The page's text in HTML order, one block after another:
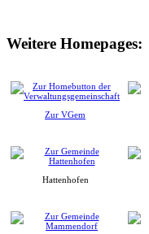
Weitere Homepages:
Zur VGem
Hattenhofen